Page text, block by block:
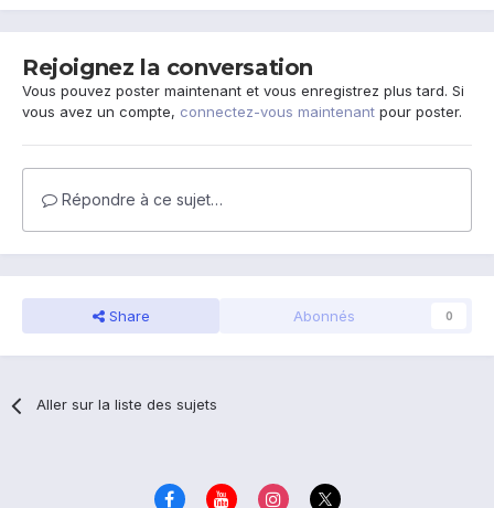
Rejoignez la conversation
Vous pouvez poster maintenant et vous enregistrez plus tard. Si
vous avez un compte, connectez-vous maintenant pour poster.
Répondre à ce sujet…
Share Abonnés 0
Aller sur la liste des sujets